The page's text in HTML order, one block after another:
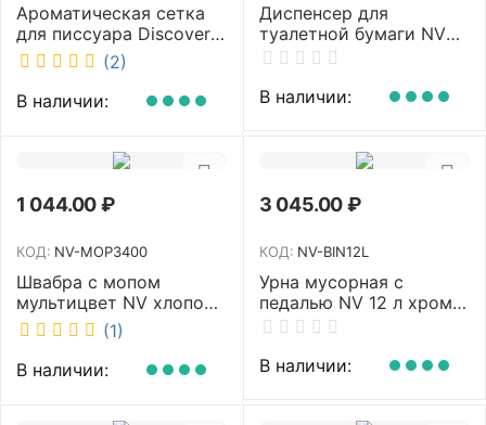
Ароматическая сетка
для писсуара Discover
аромат Queen DSR
7381-2
(2)
В наличии:
Диспенсер для
туалетной бумаги NV
белый MJ1 NV
В наличии:
1 044.00₽
КОД: NV-MOP3400
Швабра с мопом
мультицвет NV хлопок
40 см NV-MOP3400
(1)
В наличии:
3 045.00₽
КОД: NV-BIN12L
Урна мусорная с
педалью NV 12 л хром
NV-BIN12L
В наличии: